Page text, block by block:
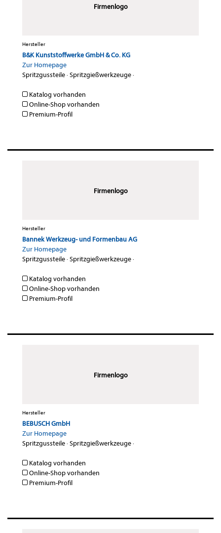
Firmenlogo
Hersteller
B&K Kunststoffwerke GmbH & Co. KG
Zur Homepage
Spritzgussteile·Spritzgießwerkzeuge·
Katalog vorhanden
Online-Shop vorhanden
Premium-Profil
Firmenlogo
Hersteller
Bannek Werkzeug- und Formenbau AG
Zur Homepage
Spritzgussteile·Spritzgießwerkzeuge·
Katalog vorhanden
Online-Shop vorhanden
Premium-Profil
Firmenlogo
Hersteller
BEBUSCH GmbH
Zur Homepage
Spritzgussteile·Spritzgießwerkzeuge·
Katalog vorhanden
Online-Shop vorhanden
Premium-Profil